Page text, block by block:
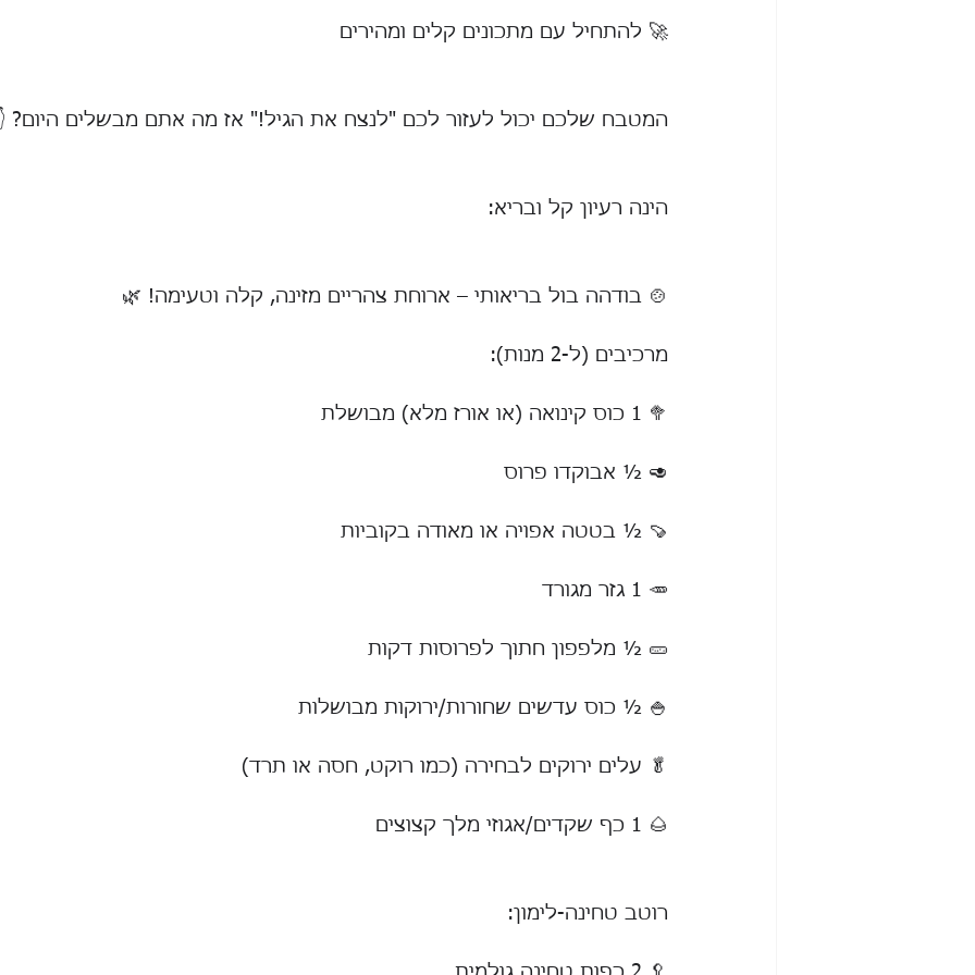
🚀 להתחיל עם מתכונים קלים ומהירים
המטבח שלכם יכול לעזור לכם "לנצח את הגיל!" אז מה אתם מבשלים היום?
הינה רעיון קל ובריא:
🍲 בודהה בול בריאותי – ארוחת צהריים מזינה, קלה וטעימה! 🌿
מרכיבים (ל-2 מנות):
🥦 1 כוס קינואה (או אורז מלא) מבושלת
🥑 ½ אבוקדו פרוס
🍠 ½ בטטה אפויה או מאודה בקוביות
🥕 1 גזר מגורד
🥒 ½ מלפפון חתוך לפרוסות דקות
🍚 ½ כוס עדשים שחורות/ירוקות מבושלות
🥬 עלים ירוקים לבחירה (כמו רוקט, חסה או תרד)
🌰 1 כף שקדים/אגוזי מלך קצוצים
רוטב טחינה-לימון: